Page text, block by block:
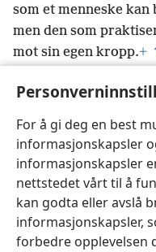
For å gi deg en best
informasjonskapsler
informasjonskapsler
nettstedet vårt til å
kan godta eller avslå
informasjonskapsler,
forbedre opplevelsen
som et menneske
men den som
mot sin egen kropp.+
dere, og som dere har
ikke dere selv,
+
Bruk derfor kroppen
Norsk
Copyright© 2026 Watch